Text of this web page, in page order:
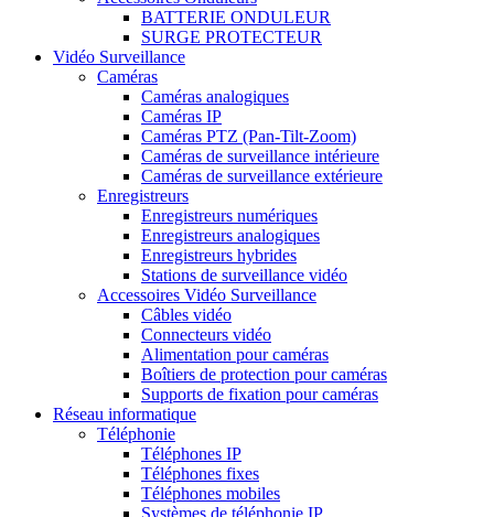
BATTERIE ONDULEUR
SURGE PROTECTEUR
Vidéo Surveillance
Caméras
Caméras analogiques
Caméras IP
Caméras PTZ (Pan-Tilt-Zoom)
Caméras de surveillance intérieure
Caméras de surveillance extérieure
Enregistreurs
Enregistreurs numériques
Enregistreurs analogiques
Enregistreurs hybrides
Stations de surveillance vidéo
Accessoires Vidéo Surveillance
Câbles vidéo
Connecteurs vidéo
Alimentation pour caméras
Boîtiers de protection pour caméras
Supports de fixation pour caméras
Réseau informatique
Téléphonie
Téléphones IP
Téléphones fixes
Téléphones mobiles
Systèmes de téléphonie IP